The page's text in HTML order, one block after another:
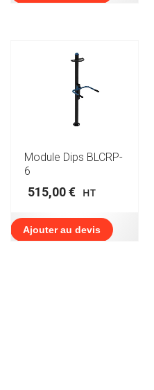
Module Dips BLCRP-
6
515,00€ HT
Ajouter au devis